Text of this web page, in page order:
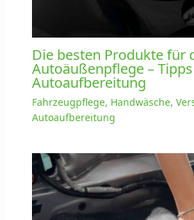
Die besten Produkte für
Autoäußenpflege –
Autoaufbereitung
Fahrzeugpflege, Handwäsche,
Autoaufbereitung